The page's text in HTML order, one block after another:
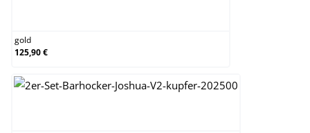
gold
125,90 €